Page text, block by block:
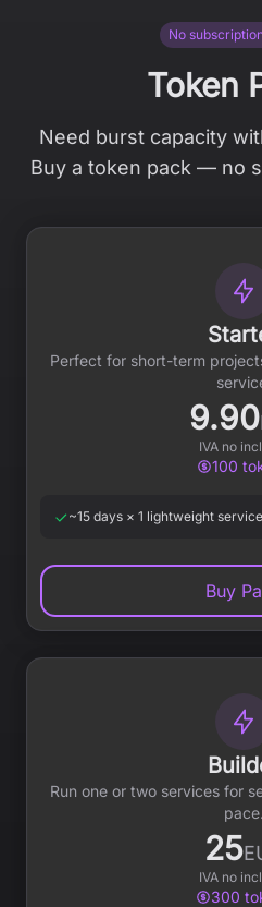
No
Token
Need burst capacity
Buy a token pack — no
Perfect for short-term
9.90
IVA no
100
~15 days × 1 lightweight service
Buy
Run one or two services for
pace.
25
IVA no
300